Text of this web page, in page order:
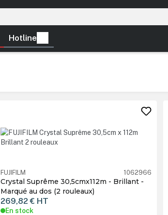
Hotline
FUJIFILM 1062966
Crystal Suprême 30,5cmx112m - Brillant -
Marqué au dos (2 rouleaux)
269,82 € HT
En stock